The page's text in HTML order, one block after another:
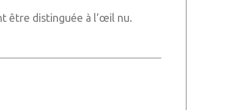
être distinguée à l’œil nu.